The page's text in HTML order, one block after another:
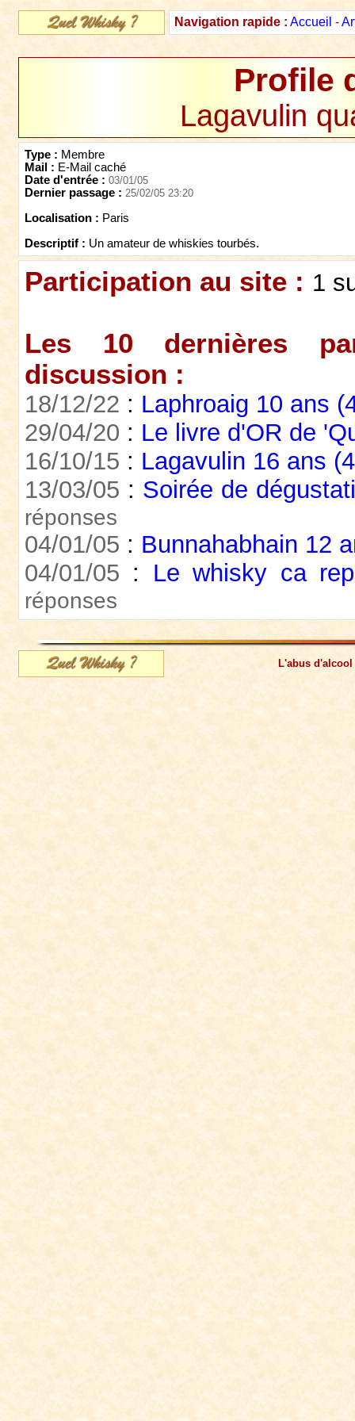
Navigation rapide : Accueil -
Profile
Lagavulin
Type : Membre
Mail : E-Mail caché
Date d'entrée : 03/01/05
Dernier passage : 25/02/05 23:20
Localisation : Paris
Descriptif : Un amateur de whiskies tourbés.
Participation au site : 1
Les 10 dernières
discussion :
18/12/22 : Laphroaig 10 ans
29/04/20 : Le livre d'OR de
16/10/15 : Lagavulin 16 ans
13/03/05 : Soirée de
réponses
04/01/05 : Bunnahabhain 12
04/01/05 : Le whisky ca
réponses
L'abus